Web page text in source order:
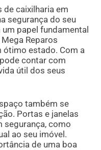
caixilharia em
segurança do seu
papel fundamental
Reparos
ótimo estado. Com a
contar com
útil dos seus
também se
Portas e janelas
segurança, como
ao seu imóvel.
de uma boa